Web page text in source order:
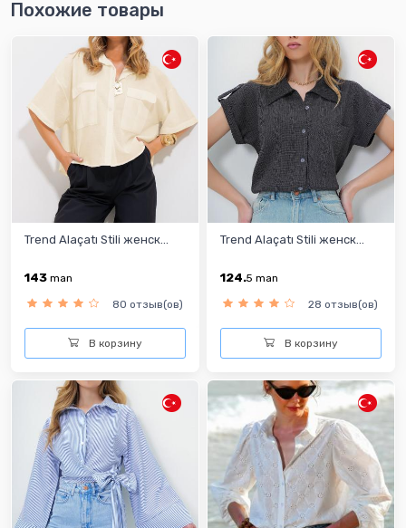
Похожие товары
Trend Alaçatı Stili женск...
143 man
80 отзыв(ов)
В корзину
Trend Alaçatı Stili женск...
124.5 man
28 отзыв(ов)
В корзину